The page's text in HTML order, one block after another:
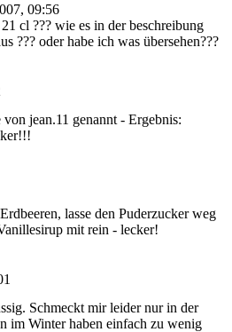
09:56
cl ??? wie es in der beschreibung
??? oder habe ich was übersehen???
jean.11 genannt - Ergebnis:
lasse den Puderzucker weg
mit rein - lecker!
Schmeckt mir leider nur in der
im Winter haben einfach zu wenig